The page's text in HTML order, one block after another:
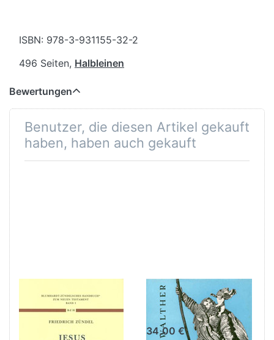
ISBN: 978-3-931155-32-2
496 Seiten, Halbleinen
Bewertungen
Benutzer, die diesen Artikel gekauft
haben, haben auch gekauft
Jesus in Bildern
aus seinem
Leben
Zum anderen
Ufer
34,00 €